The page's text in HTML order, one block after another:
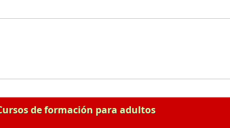
de formación para adultos